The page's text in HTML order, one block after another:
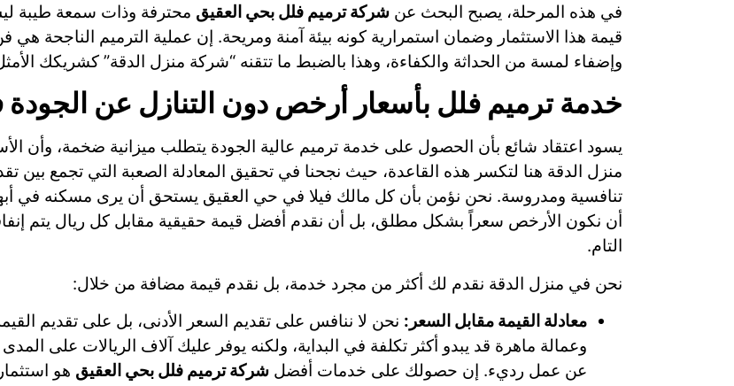
في هذه المرحلة، يصبح البحث عنشركة ترميم فلل بحي العقيق محترفة وذات سمعة طيبة
قيمة هذا الاستثمار وضمان استمرارية كونه بيئة آمنة ومريحة. إن عملية الترميم الناجحة
وإضفاء لمسة من الحداثة والكفاءة، وهذا بالضبط ما تتقنه “شركة منزل الدقة” كشريكك
خدمة ترميم فلل بأسعار أرخص دون التنازل عن
يسود اعتقاد شائع بأن الحصول على خدمة ترميم عالية الجودة يتطلب ميزانية ضخمة، وأن
منزل الدقة هنا لتكسر هذه القاعدة، حيث نجحنا في تحقيق المعادلة الصعبة التي تجمع بين
تنافسية ومدروسة. نحن نؤمن بأن كل مالك فيلا في حي العقيق يستحق أن يرى مسكنه في
أن نكون الأرخص سعراً بشكل مطلق، بل أن نقدم أفضل قيمة حقيقية مقابل كل ريال يتم
التام.
نحن في منزل الدقة نقدم لك أكثر من مجرد خدمة، بل نقدم قيمة مضافة من خلال:
معادلة القيمة مقابل السعر: نحن لا ننافس على تقديم السعر الأدنى، بل على تقديم
وعمالة ماهرة قد يبدو أكثر تكلفة في البداية، ولكنه يوفر عليك آلاف الريالات على
عن عمل رديء. إن حصولك على خدمات أفضلشركة ترميم فلل بحي العقيق هو